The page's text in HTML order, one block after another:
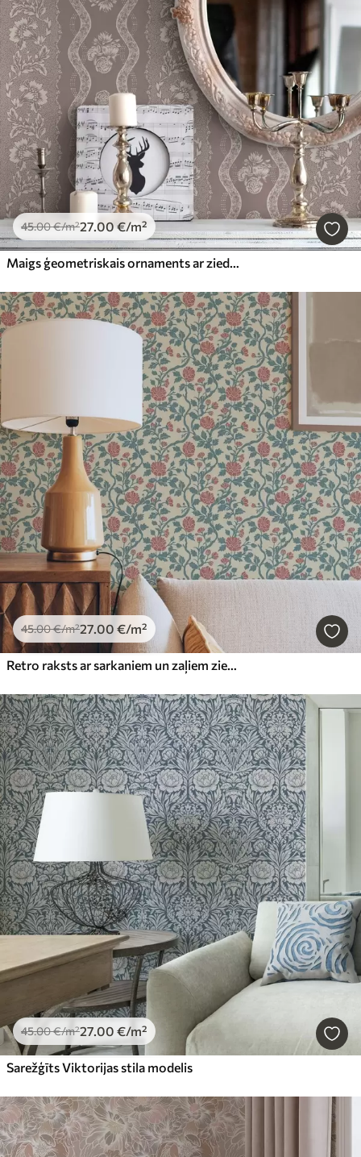
45.00€/m²27.00€/m²
Maigs ģeometriskais ornaments ar ziediem un izliektām līnijām
45.00€/m²27.00 €/m²
Retro raksts ar sarkaniem un zaļiem ziediem
45.00€/m²27.00 €/m²
Sarežģīts Viktorijas stila modelis